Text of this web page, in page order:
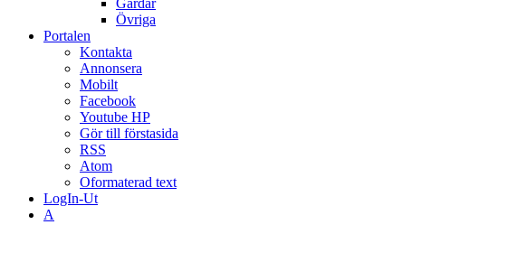
Gårdar
Övriga
Portalen
Kontakta
Annonsera
Mobilt
Facebook
Youtube HP
Gör till förstasida
RSS
Atom
Oformaterad text
LogIn-Ut
A